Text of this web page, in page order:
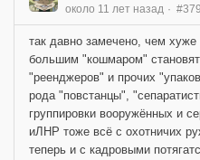
около 11 лет назад
так давно замечено, чем
большим "кошмаром"
"реенджеров" и прочих
рода "повстанцы",
группировки вооружённых и
иЛНР тоже всё с охотничих
теперь и с кадровыми